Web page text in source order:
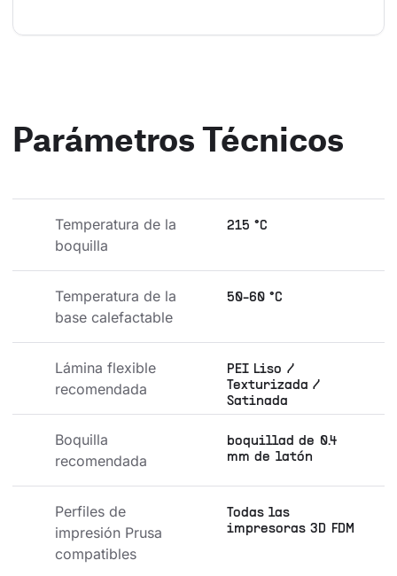
Parámetros Técnicos
Temperatura de la
boquilla
215 °C
Temperatura de la
base calefactable
50-60 °C
Lámina flexible
recomendada
PEI Liso /
Texturizada /
Satinada
Boquilla
recomendada
boquillad de 0.4
mm de latón
Perfiles de
impresión Prusa
compatibles
Todas las
impresoras 3D FDM